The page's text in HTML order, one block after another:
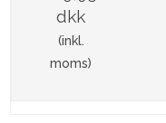
dkk
(inkl.
moms)